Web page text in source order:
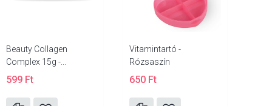
Beauty Collagen
Complex 15g -...
599 Ft
Vitamintartó -
Rózsaszín
650 Ft